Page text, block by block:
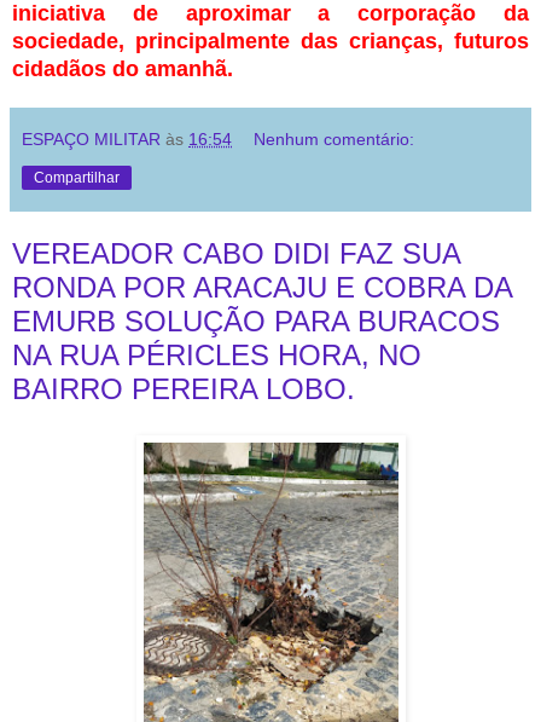
iniciativa de aproximar a corporação da
sociedade, principalmente das crianças, futuros
cidadãos do amanhã.
ESPAÇO MILITAR às 16:54 Nenhum comentário:
Compartilhar
VEREADOR CABO DIDI FAZ SUA
RONDA POR ARACAJU E COBRA DA
EMURB SOLUÇÃO PARA BURACOS
NA RUA PÉRICLES HORA, NO
BAIRRO PEREIRA LOBO.